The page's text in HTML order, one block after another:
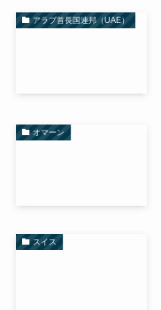
アラブ首長国連邦（UAE）
オマーン
スイス